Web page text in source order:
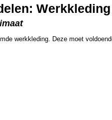
Werkkleding
werkkleding. Deze moet